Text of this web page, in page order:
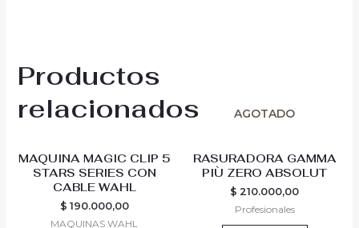
Productos
relacionados
MAQUINA MAGIC CLIP 5
STARS SERIES CON
CABLE WAHL
$ 190.000,00
MAQUINAS WAHL
AGOTADO
RASURADORA GAMMA
PIÙ ZERO ABSOLUT
$ 210.000,00
Profesionales